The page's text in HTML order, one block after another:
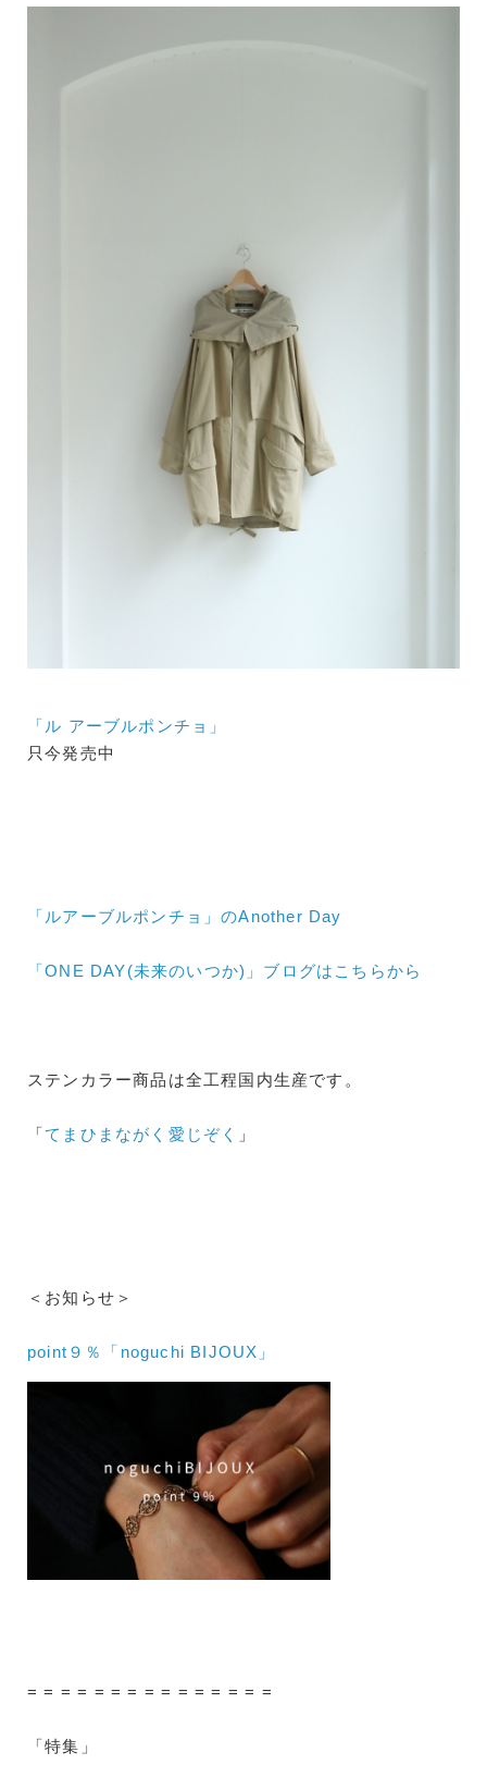
「 ル アーブルポンチョ 」
只今発売中
「ルアーブルポンチョ」のAnother Day
「ONE DAY(未来のいつか)」ブログはこちらから
ステンカラー商品は全工程国内生産です。
「てまひまながく愛じぞく 」
＜お知らせ＞
point９％「noguchi BIJOUX」
= = = = = = = = = = = = = = =
「特集」